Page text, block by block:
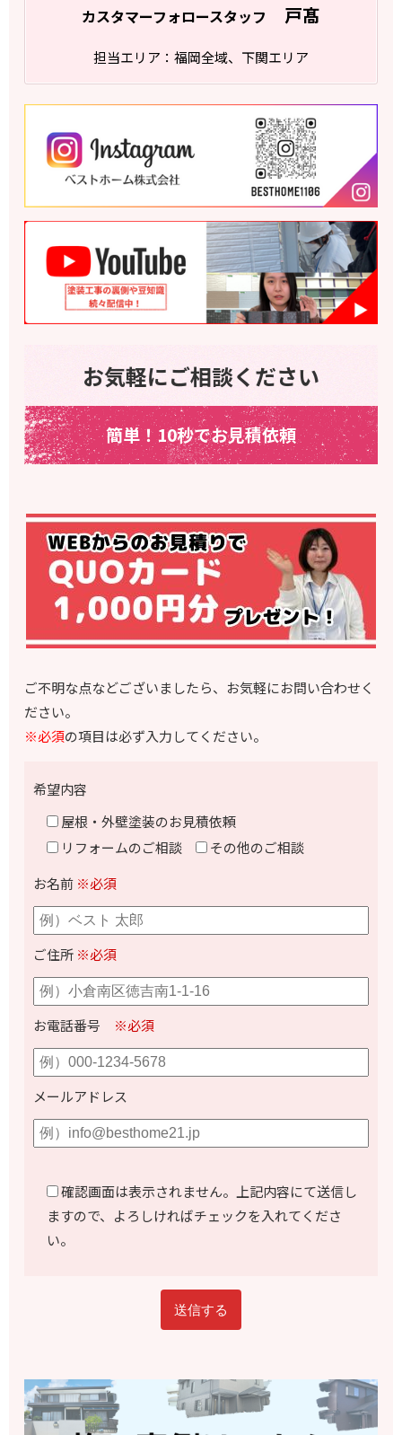
カスタマーフォロースタッフ 戸髙
担当エリア：福岡全域、下関エリア
お気軽にご相談ください
簡単！10秒でお見積依頼
ご不明な点などございましたら、お気軽にお問い合わせく
ださい。
※必須の項目は必ず入力してください。
希望内容
屋根・外壁塗装のお見積依頼
リフォームのご相談
その他のご相談
お名前 ※必須
ご住所 ※必須
お電話番号 ※必須
メールアドレス
確認画面は表示されません。上記内容にて送信し
ますので、よろしければチェックを入れてくださ
い。